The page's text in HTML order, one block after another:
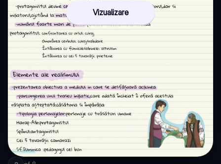
Vizualizare